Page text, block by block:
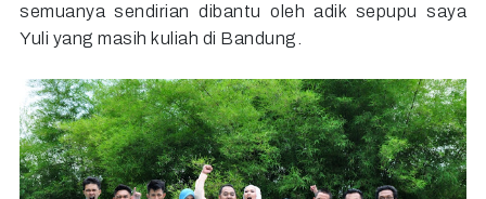
semuanya sendirian dibantu oleh adik sepupu saya
Yuli yang masih kuliah di Bandung.